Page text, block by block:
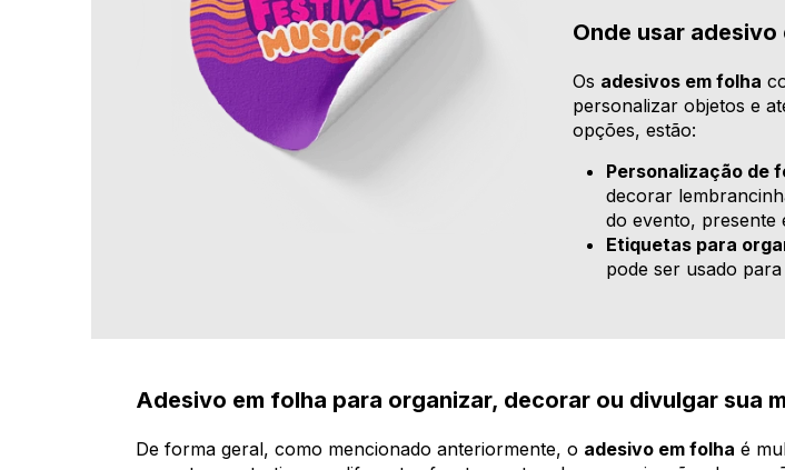
Onde usar
Os adesivos em folha
personalizar objetos e
opções, estão:
Personalização de
decorar
do evento, presente
Etiquetas para
pode ser usado
Adesivo em folha para organizar, decorar ou divulgar sua
De forma geral, como mencionado anteriormente, o adesivo em folha é